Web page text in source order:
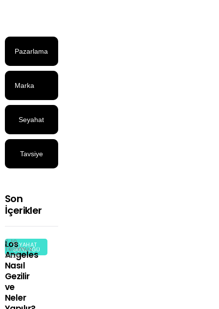
Pazarlama
Marka
Seyahat
Tavsiye
Son
İçerikler
SEYAHAT
GÜNLÜĞÜ
Los
Angeles
Nasıl
Gezilir
ve
Neler
10
Temmuz
2026